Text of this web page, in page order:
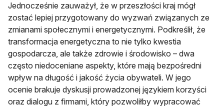
Jednocześnie zauważył, że w przeszłości kraj mógł
zostać lepiej przygotowany do wyzwań związanych ze
zmianami społecznymi i energetycznymi. Podkreślił, że
transformacja energetyczna to nie tylko kwestia
gospodarcza, ale także zdrowie i środowisko – dwa
często niedoceniane aspekty, które mają bezpośredni
wpływ na długość i jakość życia obywateli. W jego
ocenie brakuje dyskusji prowadzonej językiem korzyści
oraz dialogu z firmami, który pozwoliłby wypracować